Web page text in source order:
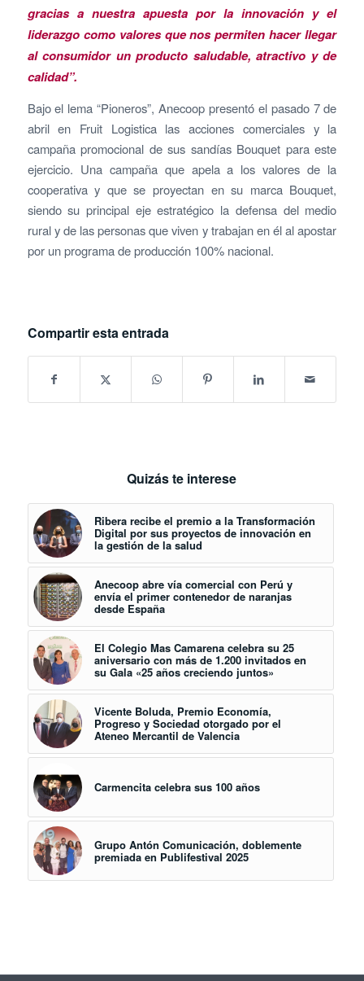
gracias a nuestra apuesta por la innovación y el
liderazgo como valores que nos permiten hacer llegar
al consumidor un producto saludable, atractivo y de
calidad”.
Bajo el lema “Pioneros”, Anecoop presentó el pasado 7 de
abril en Fruit Logistica las acciones comerciales y la
campaña promocional de sus sandías Bouquet para este
ejercicio. Una campaña que apela a los valores de la
cooperativa y que se proyectan en su marca Bouquet,
siendo su principal eje estratégico la defensa del medio
rural y de las personas que viven y trabajan en él al apostar
por un programa de producción 100% nacional.
Compartir esta entrada
Quizás te interese
Ribera recibe el premio a la Transformación
Digital por sus proyectos de innovación en
la gestión de la salud
Anecoop abre vía comercial con Perú y
envía el primer contenedor de naranjas
desde España
El Colegio Mas Camarena celebra su 25
aniversario con más de 1.200 invitados en
su Gala «25 años creciendo juntos»
Vicente Boluda, Premio Economía,
Progreso y Sociedad otorgado por el
Ateneo Mercantil de Valencia
Carmencita celebra sus 100 años
Grupo Antón Comunicación, doblemente
premiada en Publifestival 2025